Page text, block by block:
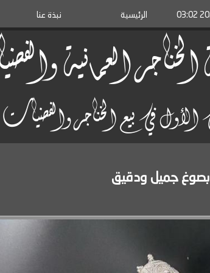
نبذة عنا الرئيسية
العمانية
الأول في بيع الخناجر والفضيات
بصوغ جميل ودقيق